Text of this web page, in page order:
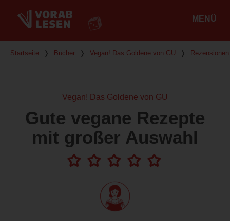
MENÜ
Du bist hier
Startseite ❭ Bücher ❭ Vegan! Das Goldene von GU ❭ Rezensionen
Vegan! Das Goldene von GU
Gute vegane Rezepte
mit großer Auswahl